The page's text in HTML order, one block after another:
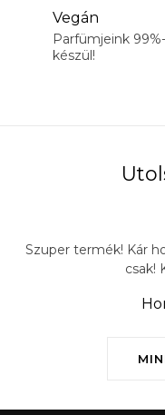
Vegán
Parfümjeink
készül!
Szuper termék! Kár
csak!